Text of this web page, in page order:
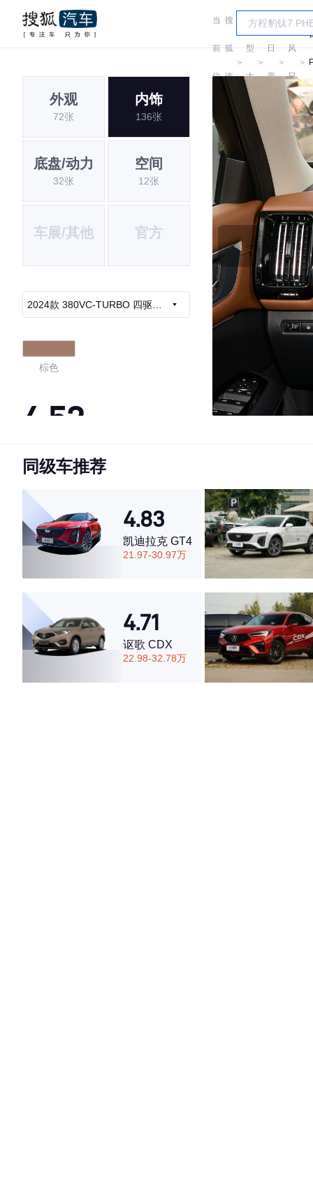
当
前
位
搜
狐
汽
＞
车
型
大
全
＞
日
产
＞
东
风
日
产
＞
外观
72张
内饰
136张
底盘/动力
32张
空间
12张
车展/其他 官方
2024款 380VC-TURBO 四驱智
棕色
4.52
·外观表现一般，低于86%同级车
·空间表现一般，低于70%同级车
同级车推荐
4.83
凯迪拉克 GT4
21.97-30.97万
4.71
讴歌 CDX
22.98-32.78万